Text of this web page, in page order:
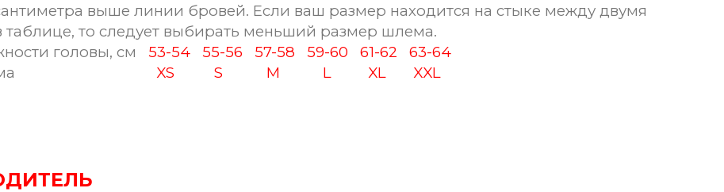
выше линии бровей. Если ваш размер находится на стыке между двумя
таблице, то следует выбирать меньший размер шлема.
головы, см
53-54 55-56 57-58 59-60 61-62 63-64
XS S M L XL XXL